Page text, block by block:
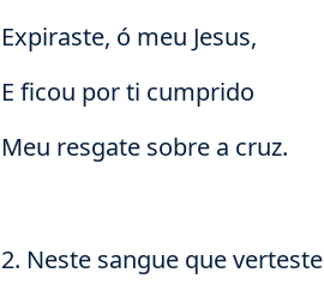
Expiraste, ó meu Jesus,
E ficou por ti cumprido
Meu resgate sobre a cruz.
2. Neste sangue que verteste